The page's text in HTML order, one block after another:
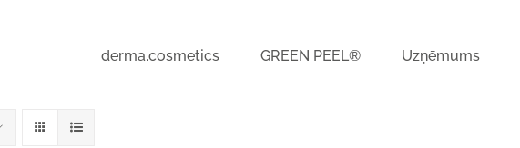
derma.cosmetics GREEN PEEL® Uzņēmums